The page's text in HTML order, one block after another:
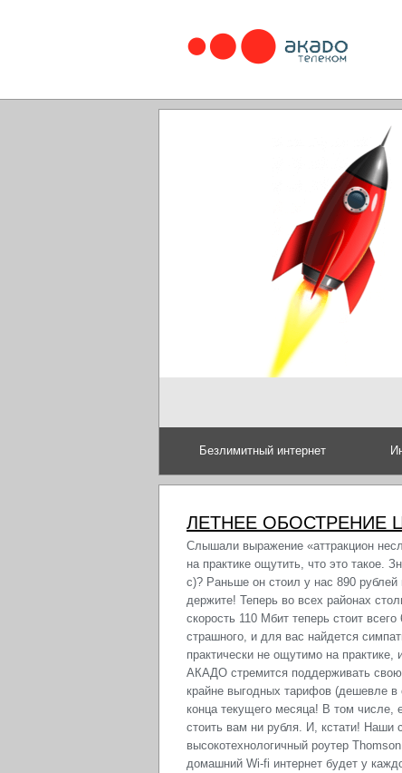
Безлимитный интернет
ЛЕТНЕЕ ОБОСТРЕНИЕ
Слышали выражение «аттракцион
на практике ощутить, что это такое.
с)? Раньше он стоил у нас 890
держите! Теперь во всех районах
скорость 110 Мбит теперь стоит
страшного, и для вас найдется
практически не ощутимо на практике,
АКАДО стремится поддерживать
крайне выгодных тарифов (дешевле в
конца текущего месяца! В том числе,
стоить вам ни рубля. И, кстати! Наши
высокотехнологичный роутер
домашний Wi-fi интернет будет у